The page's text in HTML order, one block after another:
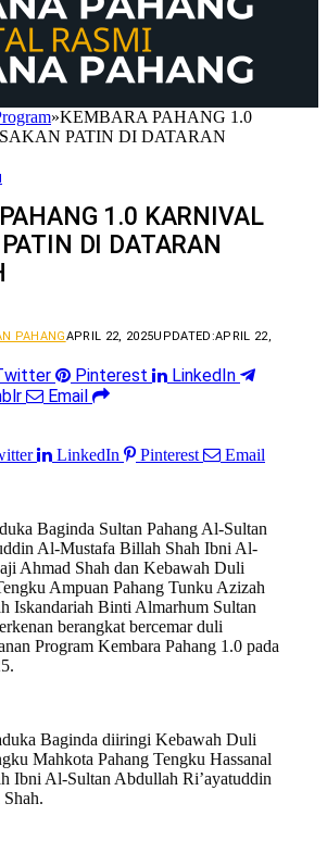
»KEMBARA PAHANG 1.0
PATIN DI DATARAN
1.0 KARNIVAL
DI DATARAN
PAHANGAPRIL 22, 2025UPDATED:APRIL 22,
Pinterest
LinkedIn
Email
LinkedIn Pinterest
Email
Baginda Sultan Pahang Al-Sultan
Al-Mustafa Billah Shah Ibni Al-
Ahmad Shah dan Kebawah Duli
Ampuan Pahang Tunku Azizah
Iskandariah Binti Almarhum Sultan
berangkat bercemar duli
Program Kembara Pahang 1.0 pada
Baginda diiringi Kebawah Duli
Mahkota Pahang Tengku Hassanal
Ibni Al-Sultan Abdullah Ri’ayatuddin